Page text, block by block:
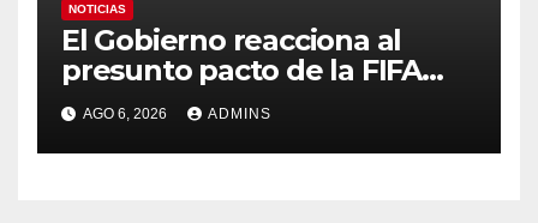
NOTICIAS
El Gobierno reacciona al
presunto pacto de la FIFA
con Marruecos para acoger
la final del Mundial 2030:
«Tiene que ser en España»
AGO 6, 2026 ADMINS